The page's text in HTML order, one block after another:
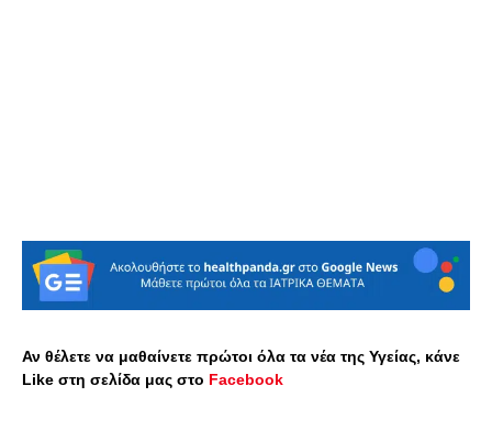
Αν θέλετε να μαθαίνετε πρώτοι όλα τα νέα της Υγείας, κάνε
Like στη σελίδα μας στο Facebook